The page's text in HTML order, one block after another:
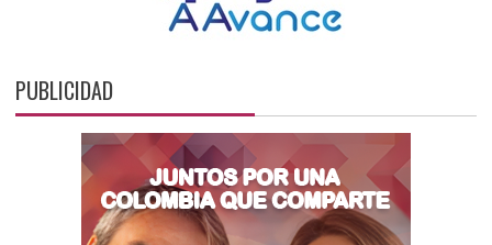
PUBLICIDAD